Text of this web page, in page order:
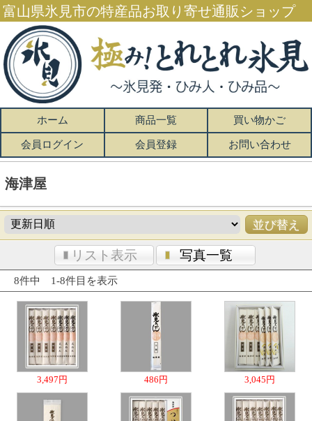
富山県氷見市の特産品お取り寄せ通販ショップ
ホーム 商品一覧 買い物かご
会員ログイン 会員登録 お問い合わせ
海津屋
リスト表示 写真一覧
8件中 1-8件目を表示
3,497円 486円 3,045円